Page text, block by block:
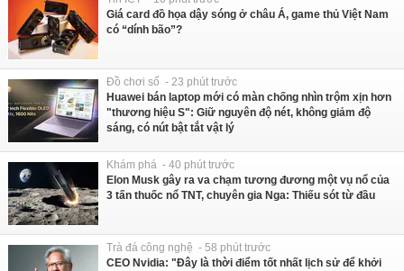
Giá card đồ họa dậy sóng ở châu Á, game thủ Việt Nam
có “dính bão”?
Đồ chơi số - 23 phút trước
Huawei bán laptop mới có màn chống nhìn trộm xịn hơn
"thương hiệu S": Giữ nguyên độ nét, không giảm độ
sáng, có nút bật tắt vật lý
Khám phá - 40 phút trước
Elon Musk gây ra va chạm tương đương một vụ nổ của
3 tấn thuốc nổ TNT, chuyên gia Nga: Thiếu sót từ đầu
Trà đá công nghệ - 58 phút trước
CEO Nvidia: "Đây là thời điểm tốt nhất lịch sử để khởi